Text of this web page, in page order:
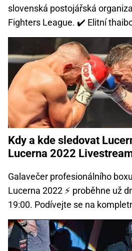
slovenská postojářská
Fighters League. ✔️ Elitní
Kdy a kde sledovat
Lucerna 2022
Galavečer profesionálního
Lucerna 2022 ⚡ proběhne už
19:00. Podívejte se na